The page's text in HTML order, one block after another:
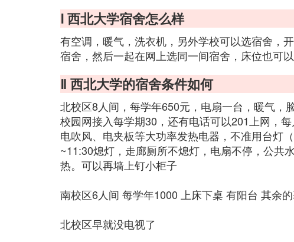
Ⅰ 西北大学宿舍怎么样
有空调，暖气，洗衣机，另外学校可以选宿舍，
宿舍，然后一起在网上选同一间宿舍，床位也可以
Ⅱ 西北大学的宿舍条件如何
北校区8人间，每学年650元，电扇一台，暖气，
校园网接入每学期30，还有电话可以201上网，
电吹风、电夹板等大功率发热电器，不准用台灯
~11:30熄灯，走廊厕所不熄灯，电扇不停，公共
热。可以再墙上钉小柜子
南校区6人间 每学年1000 上床下桌 有阳台 其余
北校区早就没电视了